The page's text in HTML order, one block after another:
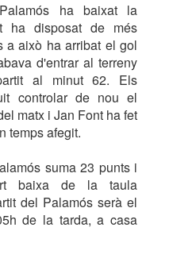
ha baixat la
ha disposat de més
a això ha arribat el gol
d'entrar al terreny
al minut 62. Els
controlar de nou el
matx i Jan Font ha fet
temps afegit.
suma 23 punts i
baixa de la taula
del Palamós serà el
de la tarda, a casa